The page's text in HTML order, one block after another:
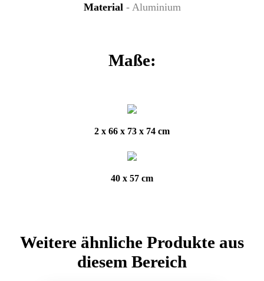
Material - Aluminium
Maße:
2 x 66 x 73 x 74 cm
40 x 57 cm
Weitere ähnliche Produkte aus
diesem Bereich